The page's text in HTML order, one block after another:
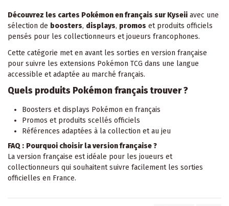
Découvrez les cartes Pokémon en français sur Kyseii avec une
sélection de boosters, displays, promos et produits officiels
pensés pour les collectionneurs et joueurs francophones.
Cette catégorie met en avant les sorties en version française
pour suivre les extensions Pokémon TCG dans une langue
accessible et adaptée au marché français.
Quels produits Pokémon français trouver ?
Boosters et displays Pokémon en français
Promos et produits scellés officiels
Références adaptées à la collection et au jeu
FAQ : Pourquoi choisir la version française ?
La version française est idéale pour les joueurs et
collectionneurs qui souhaitent suivre facilement les sorties
officielles en France.